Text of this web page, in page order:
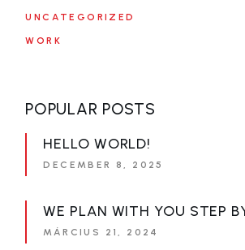
UNCATEGORIZED
WORK
POPULAR POSTS
HELLO WORLD!
DECEMBER 8, 2025
WE PLAN WITH YOU STEP
MÁRCIUS 21, 2024